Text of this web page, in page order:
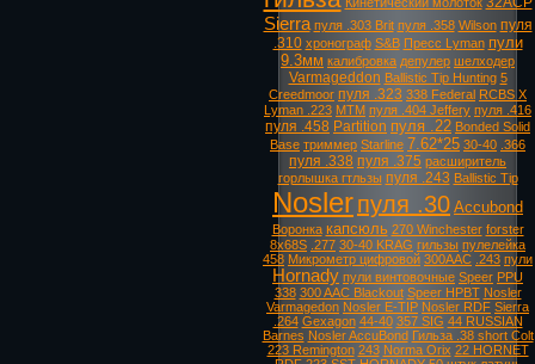
Sierra пуля .303 Brit пуля .358 Wilson пуля
.310 хронограф S&B Пресс Lyman пули
9.3мм калибровка депулер шелходер
Varmageddon Ballistic Tip Hunting 5
Creedmoor пуля .323 338 Federal RCBS X
Lyman .223 MTM пуля .404 Jeffery пуля .416
пуля .458 Partition пуля .22 Bonded Solid
Base триммер Starline 7.62*25 30-40 .366
пуля .338 пуля .375 расширитель
горлышка гтльзы пуля .243 Ballistic Tip
Noslerпуля .30 Accubond
Воронка капсюль 270 Winchester forster
8х68S .277 30-40 KRAG гильзы пулелейка
458 Микрометр цифровой 300AAC .243 пули
Hornady пули винтовочные Speer PPU
338 300 AAC Blackout Speer HPBT Nosler
Varmagedon Nosler E-TIP Nosler RDF Sierra
.264 Gexagon 44-40 357 SIG 44 RUSSIAN
Barnes Nosler AccuBond Гильза .38 short Colt
223 Remington 243 Norma Orix 22 HORNET